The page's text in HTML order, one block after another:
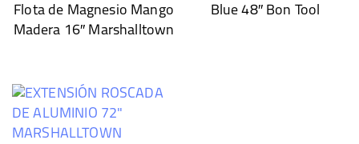
Flota de Magnesio Mango
Madera 16″ Marshalltown
Blue 48″ Bon Tool